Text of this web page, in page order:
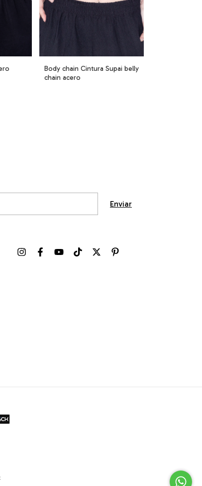
Body chain Cintura Supai belly
chain acero